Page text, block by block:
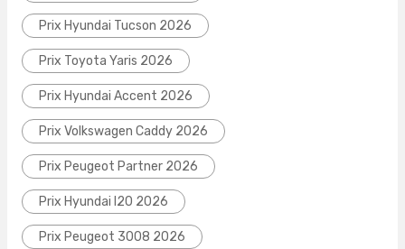
Prix Hyundai Tucson 2026
Prix Toyota Yaris 2026
Prix Hyundai Accent 2026
Prix Volkswagen Caddy 2026
Prix Peugeot Partner 2026
Prix Hyundai I20 2026
Prix Peugeot 3008 2026